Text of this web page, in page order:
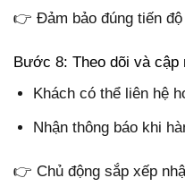
👉 Đảm bảo đúng tiến
Bước 8: Theo dõi và cập
Khách có thể liên hệ
Nhận thông báo khi
👉 Chủ động sắp xếp